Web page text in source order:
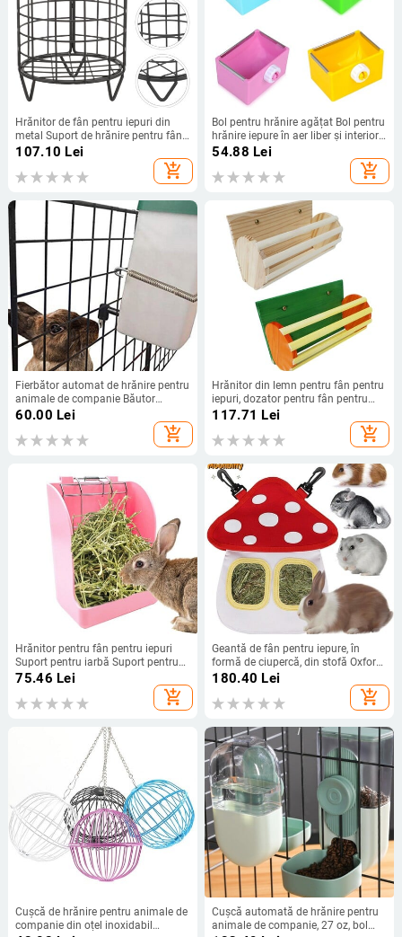
Hrănitor de fân pentru iepuri din
metal Suport de hrănire pentru fân
pentru iepuri Suport pentru hrănire
pentru animale mici Cușcă pentru
iepuri Distribuitor de iarbă Bunny
107.10 Lei
add_shopping_cart
Bol pentru hrănire agățat Bol pentru
hrănire iepure în aer liber și interior
Chinchilla Cobai, iepuraș, șobolan
54.88 Lei
add_shopping_cart
Fierbător automat de hrănire pentru
animale de companie Băutor
supradimensionat pentru animale
hamsteri
60.00 Lei
add_shopping_cart
Hrănitor din lemn pentru fân pentru
iepuri, dozator pentru fân pentru
animale mici,
117.71 Lei
add_shopping_cart
Hrănitor pentru fân pentru iepuri
Suport pentru iarbă Suport pentru
fân iepuraș Suport pentru hrănire
Suport pentru fân pentru iepurași
Dozator de auto-hrănire pentru
75.46 Lei
add_shopping_cart
Geantă de fân pentru iepure, în
formă de ciupercă, din stofă Oxford,
pentru agățat, pentru hrănitor de
fân, pungă de depozitare pentru fân
pentru hamsteri chinchilla, iepure
180.40 Lei
add_shopping_cart
Cușcă de hrănire pentru animale de
companie din oțel inoxidabil
Cușcă automată de hrănire pentru
animale de companie, 27 oz, bol